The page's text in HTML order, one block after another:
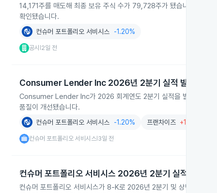
14,171주를 매도해 최종 보유 주식 수가 79,728주가 됐습니다. 해
확인됐습니다.
컨슈머 포트폴리오 서비시스 -1.20%
공시 2일 전
Consumer Lender Inc 2026년 2분기 실적 발표
Consumer Lender Inc가 2026 회계연도 2분기 실적을 발표했습니
품질이 개선됐습니다.
컨슈머 포트폴리오 서비시스 -1.20% 프랜차이즈 +1.27%
컨슈머 포트폴리오 서비시스 3일 전
컨슈머 포트폴리오 서비시스 2026년 2분기 실적 발표
컨슈머 포트폴리오 서비시스가 8‑K로 2026년 2분기 및 상반기 실적